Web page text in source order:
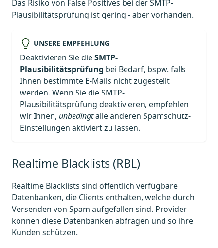
Das Risiko von False Positives bei der SMTP-
Plausibilitätsprüfung ist gering - aber vorhanden.
UNSERE EMPFEHLUNG
Deaktivieren Sie dieSMTP-
Plausibilitätsprüfung bei Bedarf, bspw. falls
Ihnen bestimmte E-Mails nicht zugestellt
werden. Wenn Sie die SMTP-
Plausibilitätsprüfung deaktivieren, empfehlen
wir Ihnen, unbedingtalle anderen Spamschutz-
Einstellungen aktiviert zu lassen.
Realtime Blacklists (RBL)
Realtime Blacklists sind öffentlich verfügbare
Datenbanken, die Clients enthalten, welche durch
Versenden von Spam aufgefallen sind. Provider
können diese Datenbanken abfragen und so ihre
Kunden schützen.